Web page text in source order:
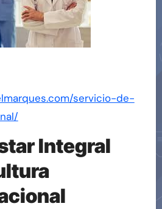
servicio-de-
Integral